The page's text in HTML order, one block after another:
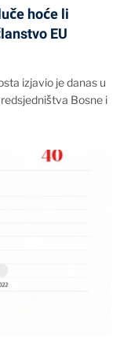
hoće li
EU
izjavio je danas u
Bosne i